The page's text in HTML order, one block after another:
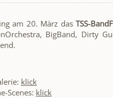
am 20. März dasTSS-
BigBand, Dirty
klick
Scenes: klick